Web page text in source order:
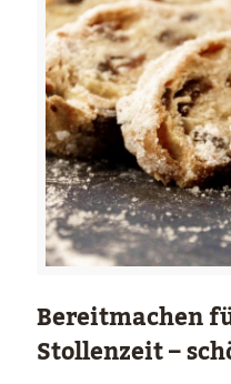
Bereitmachen
Stollenzeit –